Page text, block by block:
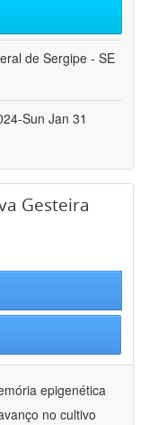
de Sergipe - SE
Sun Jan 31
Gesteira
epigenética
no cultivo